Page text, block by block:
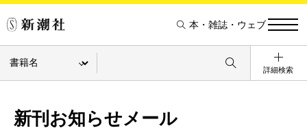
本・雑誌・ウェブ
詳細検索
新刊お知らせメール